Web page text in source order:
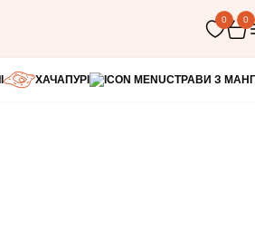
ХАЧАПУРІ СТРАВИ З
0 0